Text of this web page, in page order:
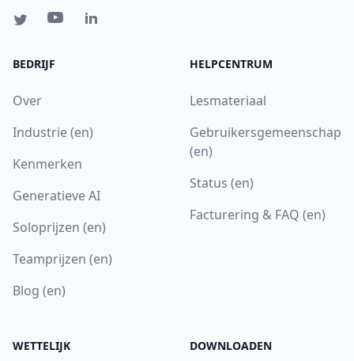
BEDRIJF
Over
Industrie (en)
Kenmerken
Generatieve AI
Soloprijzen (en)
Teamprijzen (en)
Blog (en)
HELPCENTRUM
Lesmateriaal
Gebruikersgemeenschap
(en)
Status (en)
Facturering & FAQ (en)
WETTELIJK DOWNLOADEN